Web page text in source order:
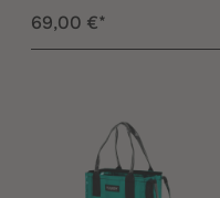
69,00 €*